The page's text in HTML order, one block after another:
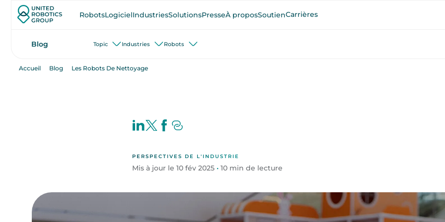
RobotsLogicielIndustriesSolutionsPresseÀ proposSoutienCarrières
Blog Topic Industries Robots
Accueil Blog Les Robots De Nettoyage
PERSPECTIVES DE L'INDUSTRIE
Mis à jour le 10 fév 2025• 10 min de lecture